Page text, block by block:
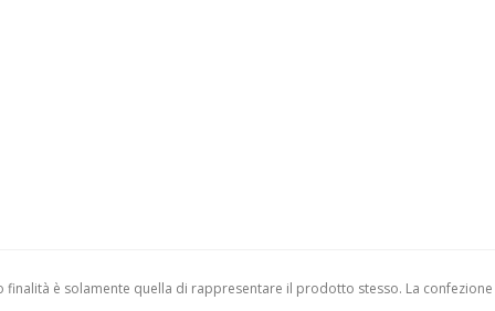
è solamente quella di rappresentare il prodotto stesso. La